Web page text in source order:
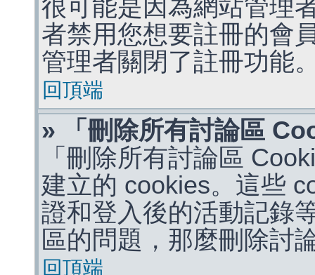
很可能是因為網站管理
者禁用您想要註冊的會
管理者關閉了註冊功能
回頂端
» 「刪除所有討論區
「刪除所有討論區
建立的 cookies。這些
證和登入後的活動記錄
區的問題，那麼刪除討
回頂端